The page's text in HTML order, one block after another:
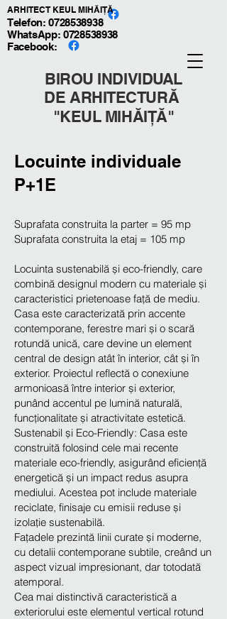
BIROU INDIVIDUAL
DE ARHITECTURĂ
"KEUL MIHĂIȚĂ"
Telefon: 0728538938
WhatsApp: 0728538938
Facebook:
ARHITECT KEUL MIHĂIȚĂ
Locuinte individuale
P+1E
Suprafata construita la parter = 95 mp
Suprafata construita la etaj = 105 mp
Locuinta sustenabilă și eco-friendly, care
combină designul modern cu materiale și
caracteristici prietenoase față de mediu.
Casa este caracterizată prin accente
contemporane, ferestre mari și o scară
rotundă unică, care devine un element
central de design atât în interior, cât și în
exterior. Proiectul reflectă o conexiune
armonioasă între interior și exterior,
punând accentul pe lumină naturală,
funcționalitate și atractivitate estetică.
Sustenabil și Eco-Friendly: Casa este
construită folosind cele mai recente
materiale eco-friendly, asigurând eficiență
energetică și un impact redus asupra
mediului. Acestea pot include materiale
reciclate, finisaje cu emisii reduse și
izolație sustenabilă.
Fațadele prezintă linii curate și moderne,
cu detalii contemporane subtile, creând un
aspect vizual impresionant, dar totodată
atemporal.
Cea mai distinctivă caracteristică a
exteriorului este elementul vertical rotund